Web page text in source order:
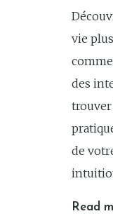
vie
des
trouver
de
Read